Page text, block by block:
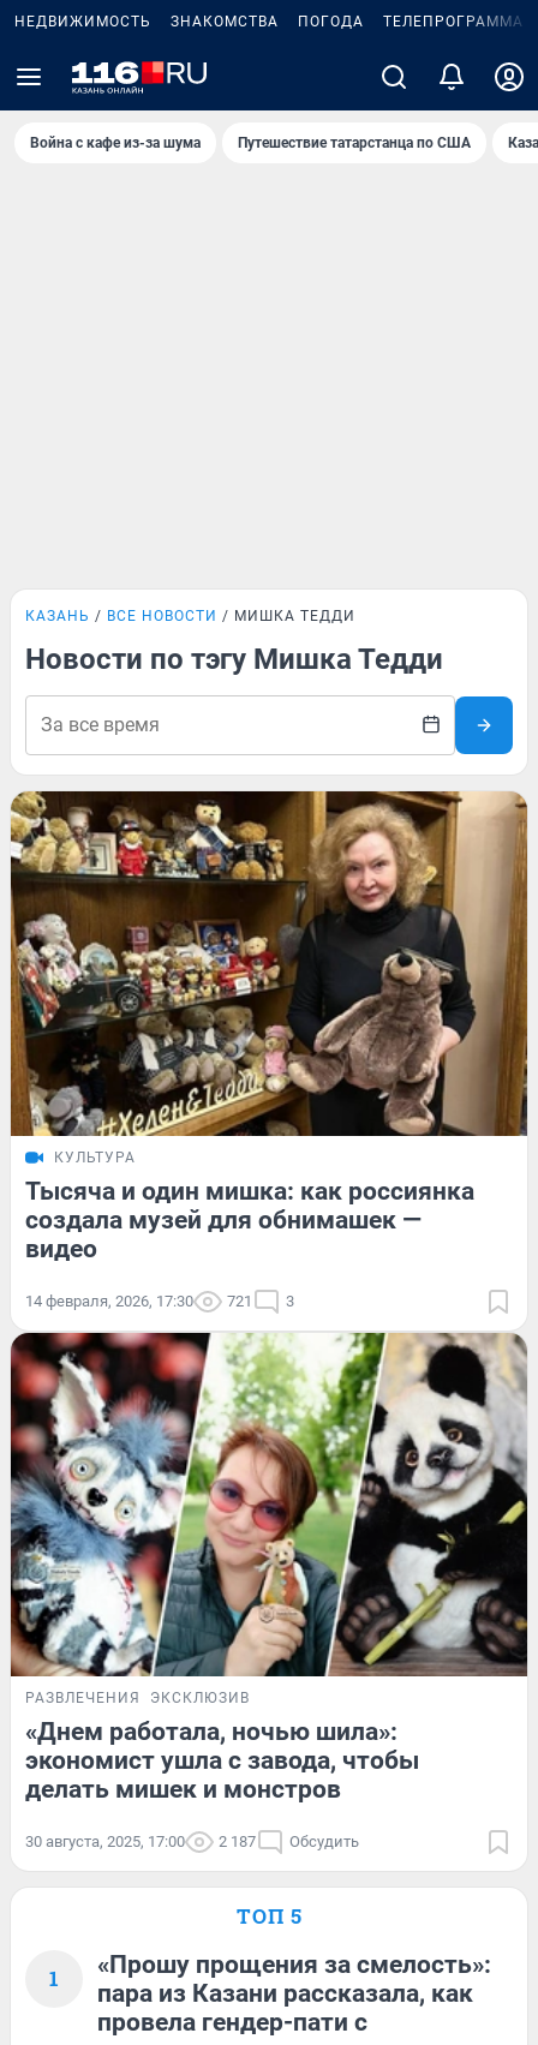
НЕДВИЖИМОСТЬ ЗНАКОМСТВА ПОГОДА ТЕЛЕПРОГРАММА
Война с кафе из-за шума Путешествие татарстанца по США
КАЗАНЬ ВСЕ НОВОСТИ МИШКА ТЕДДИ
Новости по тэгу Мишка Тедди
КУЛЬТУРА
Тысяча и один мишка: как россиянка
создала музей для обнимашек —
видео
14 февраля, 2026, 17:30 721 3
РАЗВЛЕЧЕНИЯ ЭКСКЛЮЗИВ
«Днем работала, ночью шила»:
экономист ушла с завода, чтобы
делать мишек и монстров
30 августа, 2025, 17:00 2 187 Обсудить
ТОП 5
1
«Прошу прощения за смелость»:
пара из Казани рассказала, как
провела гендер-пати с